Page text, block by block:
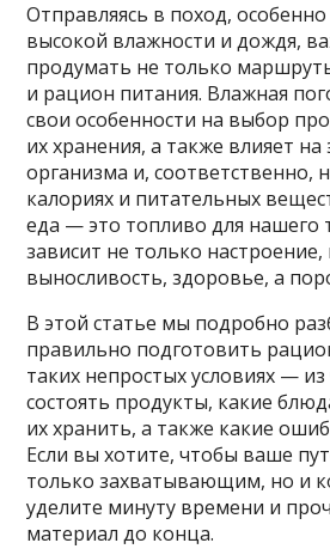
Отправляясь в поход, особенно
высокой влажности и дождя,
продумать не только
и рацион питания. Влажная
свои особенности на выбор
их хранения, а также влияет на
организма и, соответственно,
калориях и питательных
еда — это топливо для нашего
зависит не только настроение,
выносливость, здоровье, а
В этой статье мы подробно
правильно подготовить
таких непростых условиях —
состоять продукты, какие
их хранить, а также какие
Если вы хотите, чтобы ваше
только захватывающим, но и
уделите минуту времени и
материал до конца.